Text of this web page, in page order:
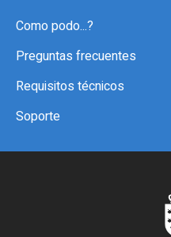
Como podo...?
Preguntas frecuentes
Requisitos técnicos
Soporte